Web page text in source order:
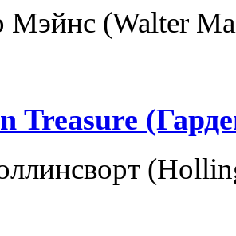
Мэйнс (Walter
Treasure